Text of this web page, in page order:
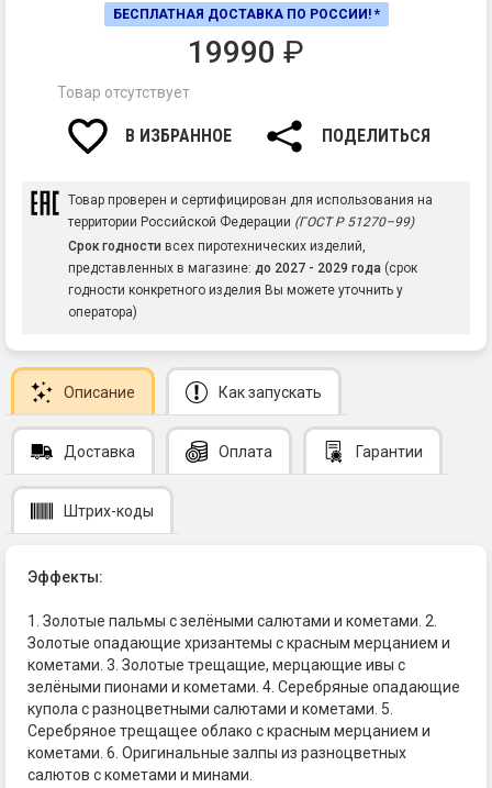
БЕСПЛАТНАЯ ДОСТАВКА ПО РОССИИ! *
19990 ₽
Товар отсутствует
В ИЗБРАННОЕ ПОДЕЛИТЬСЯ
Товар проверен и сертифицирован для использования на
территории Российской Федерации (ГОСТ Р 51270–99)
Срок годности всех пиротехнических изделий,
представленных в магазине: до 2027 - 2029 года (срок
годности конкретного изделия Вы можете уточнить у
оператора)
Описание Как запускать
Доставка Оплата Гарантии
Штрих-коды
Эффекты:
1. Золотые пальмы с зелёными салютами и кометами. 2.
Золотые опадающие хризантемы с красным мерцанием и
кометами. 3. Золотые трещащие, мерцающие ивы с
зелёными пионами и кометами. 4. Серебряные опадающие
купола с разноцветными салютами и кометами. 5.
Серебряное трещащее облако с красным мерцанием и
кометами. 6. Оригинальные залпы из разноцветных
салютов с кометами и минами.